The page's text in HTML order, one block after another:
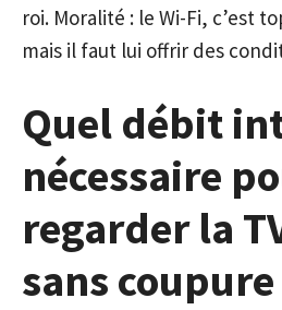
roi. Moralité : le Wi-Fi, c’est
mais il faut lui offrir des
Quel débit
nécessaire
regarder la
sans coupure